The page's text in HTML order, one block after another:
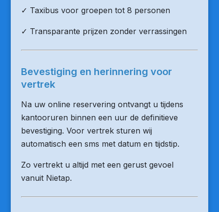
✓ Taxibus voor groepen tot 8 personen
✓ Transparante prijzen zonder verrassingen
Bevestiging en herinnering voor
vertrek
Na uw online reservering ontvangt u tijdens
kantooruren binnen een uur de definitieve
bevestiging. Voor vertrek sturen wij
automatisch een sms met datum en tijdstip.
Zo vertrekt u altijd met een gerust gevoel
vanuit Nietap.